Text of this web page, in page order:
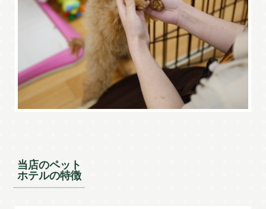
当店のペット
ホテルの特徴